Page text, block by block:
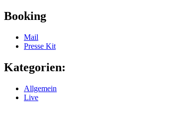
Booking
Mail
Presse Kit
Kategorien:
Allgemein
Live